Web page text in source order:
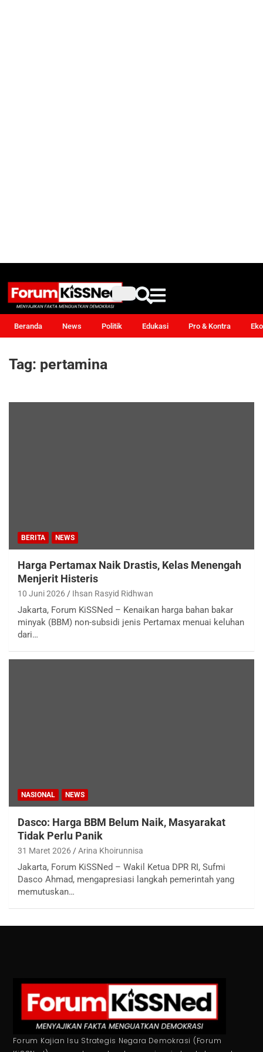
Beranda News Politik Edukasi Pro & Kontra
Tag: pertamina
BERITA NEWS
Harga Pertamax Naik Drastis, Kelas Menengah
Menjerit Histeris
10 Juni 2026 Ihsan Rasyid Ridhwan
Jakarta, Forum KiSSNed – Kenaikan harga bahan bakar
minyak (BBM) non-subsidi jenis Pertamax menuai keluhan
dari…
NASIONAL NEWS
Dasco: Harga BBM Belum Naik, Masyarakat
Tidak Perlu Panik
31 Maret 2026 Arina Khoirunnisa
Jakarta, Forum KiSSNed – Wakil Ketua DPR RI, Sufmi
Dasco Ahmad, mengapresiasi langkah pemerintah yang
memutuskan…
Forum Kajian Isu Strategis Negara Demokrasi (Forum